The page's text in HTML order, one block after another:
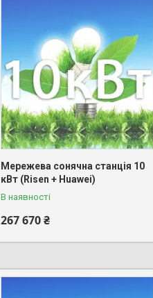
Мережева сонячна станція 10
кВт (Risen + Huawei)
В наявності
267 670 ₴